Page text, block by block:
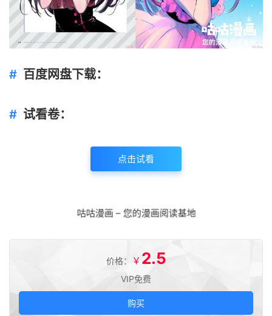
百度网盘下载：
试看卷：
点击试看
咕咕漫画 – 您的漫画阅读基地
价格： ￥2.5
VIP免费
购买